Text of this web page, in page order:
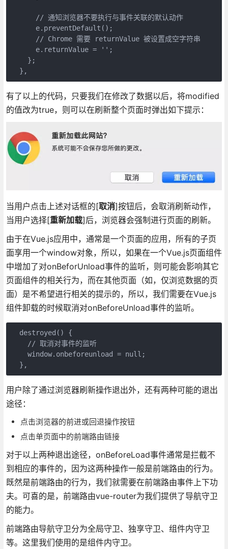
      // 通知浏览器不要执行与事件关联的默认动作
      e.preventDefault();
      // Chrome 需要 returnValue 被设置成空字符串
      e.returnValue = '';
    };
有了以上的代码，只要我们在修改了数据以后，将modified
的值改为true，则可以在刷新整个页面时弹出如下提示：
当用户点击上述对话框的[取消]按钮后，会取消刷新动作，
当用户选择[重新加载]后，浏览器会强制进行页面的刷新。
由于在Vue.js应用中，通常是一个页面的应用，所有的子页
面享用一个window对象，所以，如果在一个Vue.js页面组件
中增加了对onBeforUnload事件的监听，则可能会影响其它
页面组件的相关行为，而在其他页面（如，仅浏览数据的页
面）是不希望进行相关的提示的，所以，我们需要在Vue.js
组件卸载的时候取消对onBeforeUnload事件的监听。
  destroyed() {
    // 取消对事件的监听
    window.onbeforeunload = null;
用户除了通过浏览器刷新操作退出外，还有两种可能的退出
途径：
点击浏览器的前进或回退操作按钮
点击单页面中的前端路由链接
对于以上两种退出途径，onBeforeLoad事件通常是拦截不
到相应的事件的，因为这两种操作一般是前端路由的行为。
既然是前端路由的行为，我们就需要在前端路由事件上下功
夫。可喜的是，前端路由vue-router为我们提供了导航守卫
的能力。
前端路由导航守卫分为全局守卫、独享守卫、组件内守卫
等。这里我们使用的是组件内守卫。